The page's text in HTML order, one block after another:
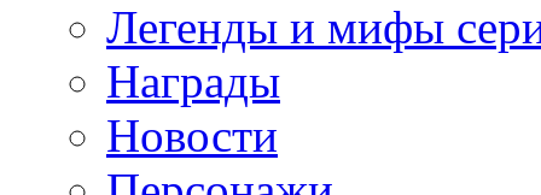
Легенды и мифы
Награды
Новости